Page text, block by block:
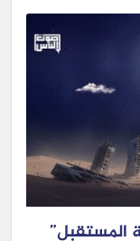
المستقبل”